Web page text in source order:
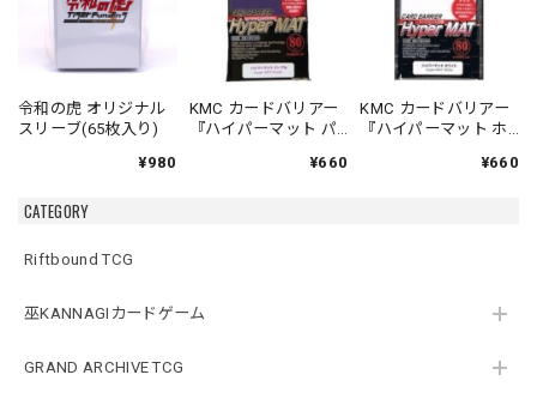
CATEGORY
Riftbound TCG
巫KANNAGIカードゲーム
GRAND ARCHIVE TCG
令和の虎 オリジナル
スリーブ(65枚入り)
¥980
KMC カードバリアー
『ハイパーマット パ
¥660
KMC カードバリアー
『ハイパーマット ホ
¥660